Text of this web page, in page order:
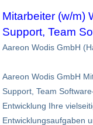
Mitarbeiter (w/m)
Support, Team
Aareon Wodis GmbH
Aareon Wodis GmbH
Support, Team
Entwicklung Ihre
Entwicklungsaufgaben